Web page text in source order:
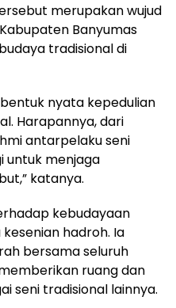
merupakan wujud
Banyumas
tradisional di
nyata kepedulian
Harapannya, dari
antarpelaku seni
untuk menjaga
katanya.
kebudayaan
hadroh. Ia
bersama seluruh
ruang dan
seni tradisional lainnya.